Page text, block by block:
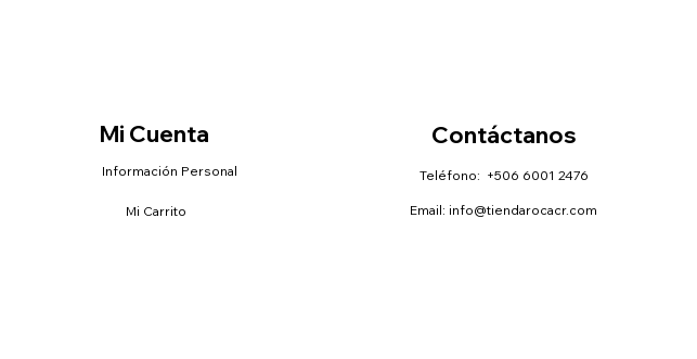
Mi Cuenta
Información Personal
Mi Carrito
Contáctanos
Teléfono: +506 6001 2476
Email: info@tiendarocacr.com